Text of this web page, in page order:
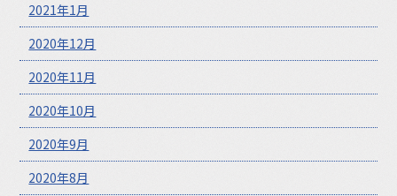
2021年1月
2020年12月
2020年11月
2020年10月
2020年9月
2020年8月